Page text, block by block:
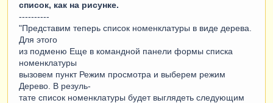
список, как на рисунке.
----------
"Представим теперь список номенклатуры в виде дерева.
Для этого
из подменю Еще в командной панели формы списка
номенклатуры
вызовем пункт Режим просмотра и выберем режим
Дерево. В резуль-
тате список номенклатуры будет выглядеть следующим